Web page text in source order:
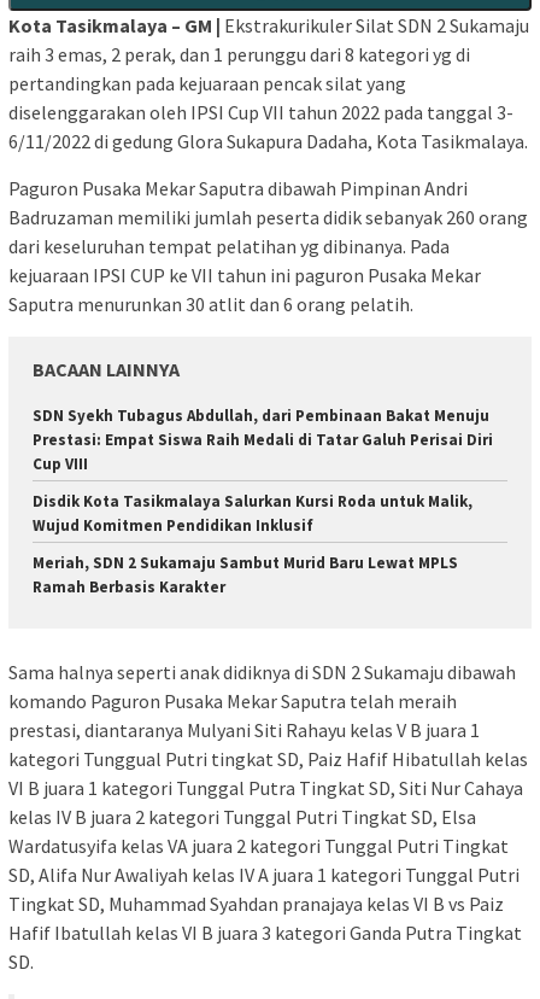
Kota Tasikmalaya – GM | Ekstrakurikuler Silat SDN 2 Sukamaju
raih 3 emas, 2 perak, dan 1 perunggu dari 8 kategori yg di
pertandingkan pada kejuaraan pencak silat yang
diselenggarakan oleh IPSI Cup VII tahun 2022 pada tanggal 3-
6/11/2022 di gedung Glora Sukapura Dadaha, Kota Tasikmalaya.
Paguron Pusaka Mekar Saputra dibawah Pimpinan Andri
Badruzaman memiliki jumlah peserta didik sebanyak 260 orang
dari keseluruhan tempat pelatihan yg dibinanya. Pada
kejuaraan IPSI CUP ke VII tahun ini paguron Pusaka Mekar
Saputra menurunkan 30 atlit dan 6 orang pelatih.
BACAAN LAINNYA
SDN Syekh Tubagus Abdullah, dari Pembinaan Bakat Menuju
Prestasi: Empat Siswa Raih Medali di Tatar Galuh Perisai Diri
Cup VIII
Disdik Kota Tasikmalaya Salurkan Kursi Roda untuk Malik,
Wujud Komitmen Pendidikan Inklusif
Meriah, SDN 2 Sukamaju Sambut Murid Baru Lewat MPLS
Ramah Berbasis Karakter
Sama halnya seperti anak didiknya di SDN 2 Sukamaju dibawah
komando Paguron Pusaka Mekar Saputra telah meraih
prestasi, diantaranya Mulyani Siti Rahayu kelas V B juara 1
kategori Tunggual Putri tingkat SD, Paiz Hafif Hibatullah kelas
VI B juara 1 kategori Tunggal Putra Tingkat SD, Siti Nur Cahaya
kelas IV B juara 2 kategori Tunggal Putri Tingkat SD, Elsa
Wardatusyifa kelas VA juara 2 kategori Tunggal Putri Tingkat
SD, Alifa Nur Awaliyah kelas IV A juara 1 kategori Tunggal Putri
Tingkat SD, Muhammad Syahdan pranajaya kelas VI B vs Paiz
Hafif Ibatullah kelas VI B juara 3 kategori Ganda Putra Tingkat
SD.